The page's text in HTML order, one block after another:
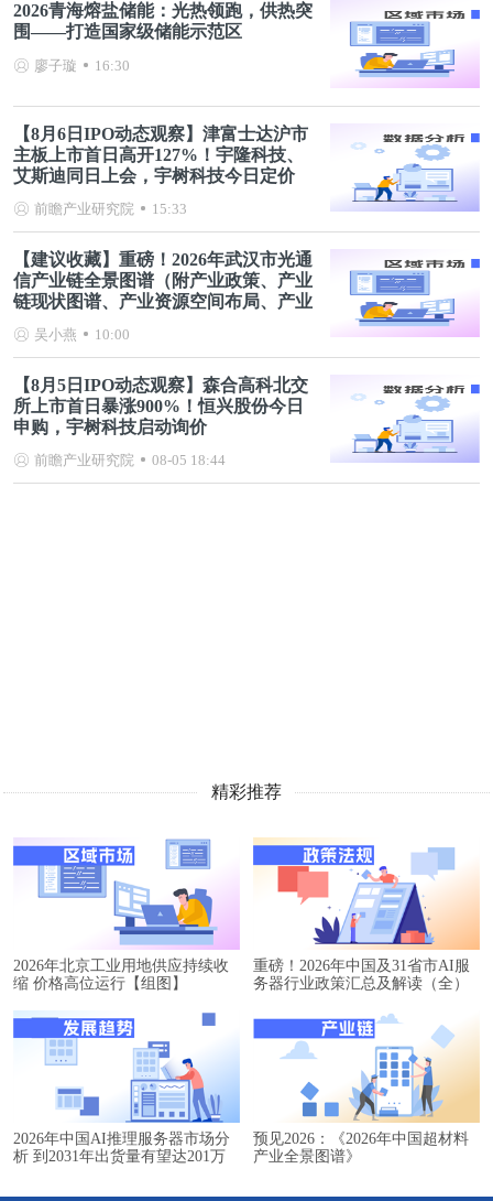
2026青海熔盐储能：光热领跑，供热突
围——打造国家级储能示范区
廖子璇 16:30
【8月6日IPO动态观察】津富士达沪市
主板上市首日高开127%！宇隆科技、
艾斯迪同日上会，宇树科技今日定价
前瞻产业研究院 15:33
【建议收藏】重磅！2026年武汉市光通
信产业链全景图谱（附产业政策、产业
链现状图谱、产业资源空间布局、产业
吴小燕 10:00
【8月5日IPO动态观察】森合高科北交
所上市首日暴涨900%！恒兴股份今日
申购，宇树科技启动询价
前瞻产业研究院 08-05 18:44
精彩推荐
2026年北京工业用地供应持续收
缩 价格高位运行【组图】
重磅！2026年中国及31省市AI服
务器行业政策汇总及解读（全）
2026年中国AI推理服务器市场分
析 到2031年出货量有望达201万
预见2026：《2026年中国超材料
产业全景图谱》